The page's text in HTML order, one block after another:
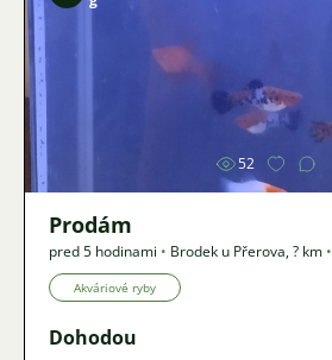
Obrázok
52
Prodám
pred 5 hodinami • Brodek u Přerova,? km •
Akváriové ryby
Dohodou